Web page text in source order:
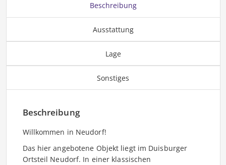
Beschreibung
Ausstattung
Lage
Sonstiges
Beschreibung
Willkommen in Neudorf!
Das hier angebotene Objekt liegt im Duisburger
Ortsteil Neudorf. In einer klassischen